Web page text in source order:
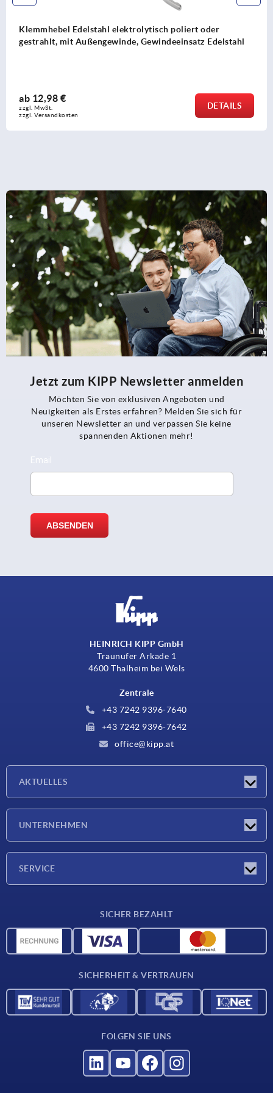
Klemmhebel Edelstahl elektrolytisch poliert oder
gestrahlt, mit Außengewinde, Gewindeeinsatz Edelstahl
ab 12,98 €
zzgl. MwSt.
zzgl. Versandkosten
DETAILS
Jetzt zum KIPP Newsletter anmelden
Möchten Sie von exklusiven Angeboten und
Neuigkeiten als Erstes erfahren? Melden Sie sich für
unseren Newsletter an und verpassen Sie keine
spannenden Aktionen mehr!
HEINRICH KIPP GmbH
Traunufer Arkade 1
4600 Thalheim bei Wels
Zentrale
+43 7242 9396-7640
+43 7242 9396-7642
office@kipp.at
AKTUELLES
UNTERNEHMEN
SERVICE
CAD-Daten
Für Lieferanten
SICHER BEZAHLT
SICHERHEIT & VERTRAUEN
FOLGEN SIE UNS